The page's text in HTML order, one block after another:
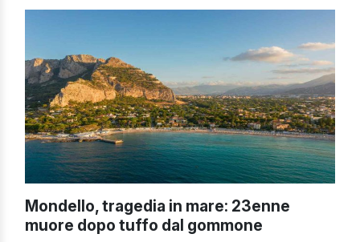
presenza dei […]
Mondello, tragedia in mare: 23enne
muore dopo tuffo dal gommone